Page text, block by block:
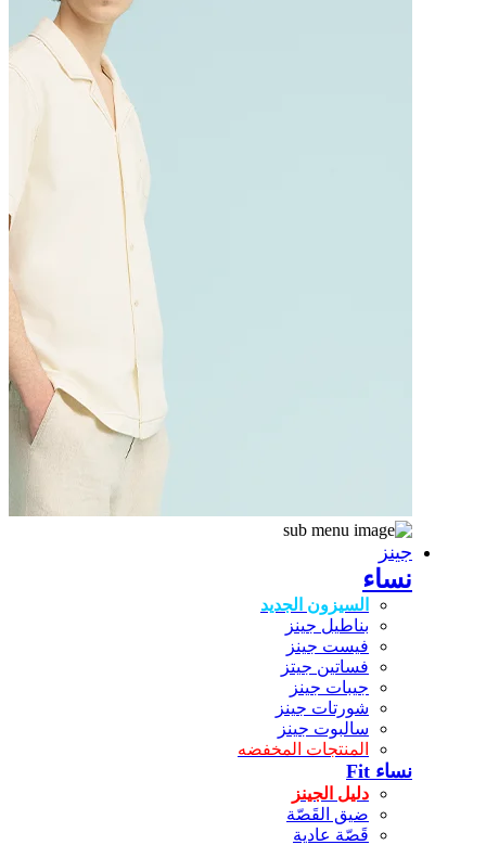
جينز
نساء
السيزون الجديد
بناطيل جينز
فيست جينز
فساتين جيتز
جيبات جينز
شورتات جينز
سالبوت جينز
المنتجات المخفضه
نساء Fit
دليل الجينز
ضيق القَصّة
قَصّة عادية